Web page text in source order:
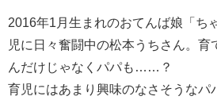
2016年1月生まれのおてんば娘「ち
児に日々奮闘中の松本うちさん。育
んだけじゃなくパパも……？
育児にはあまり興味のなさそうなパ